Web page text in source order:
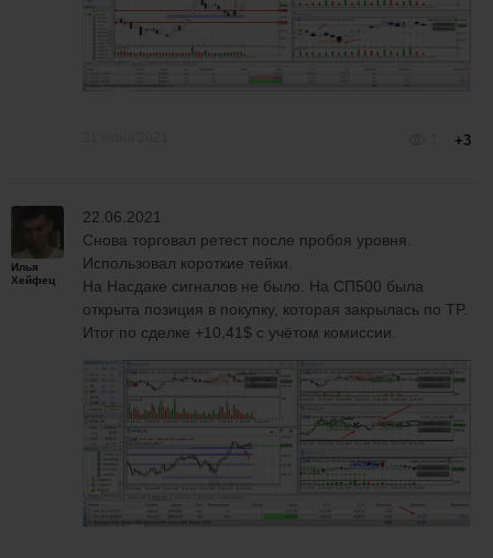
+3
Илья
Хейфец
22.06.2021
Снова торговал ретест после пробоя уровня.
Использовал короткие тейки.
На Насдаке сигналов не было. На СП500 была
открыта позиция в покупку, которая закрылась по TP.
Итог по сделке +10,41$ с учётом комиссии.